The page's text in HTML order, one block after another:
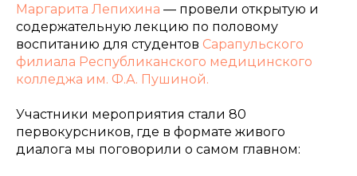
Маргарита Лепихина — провели открытую и
содержательную лекцию по половому
воспитанию для студентов Сарапульского
филиала Республиканского медицинского
колледжа им. Ф.А. Пушиной.
Участники мероприятия стали 80
первокурсников, где в формате живого
диалога мы поговорили о самом главном: